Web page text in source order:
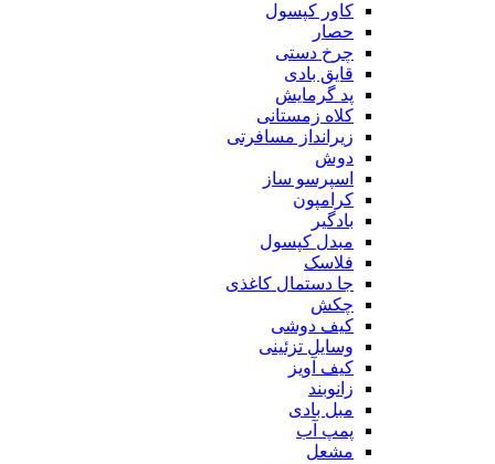
کاور کپسول
حصار
چرخ دستی
قایق بادی
پد گرمایش
کلاه زمستانی
زیرانداز مسافرتی
دوش
اسپرسو ساز
کرامپون
بادگیر
مبدل کپسول
فلاسک
جا دستمال کاغذی
چکش
کیف دوشی
وسایل تزئینی
کیف آویز
زانوبند
مبل بادی
پمپ آب
مشعل